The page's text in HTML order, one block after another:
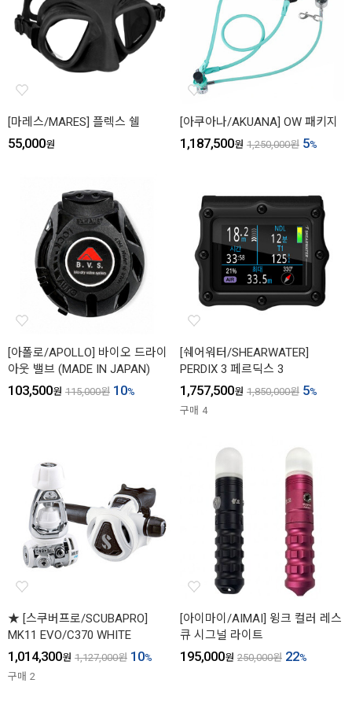
[마레스/MARES] 플렉스 쉘
55,000원
[아쿠아나/AKUANA] OW 패키지
1,187,500원 1,250,000원 5%
[아폴로/APOLLO] 바이오 드라이
아웃 밸브 (MADE IN JAPAN)
103,500원 115,000원 10%
[쉐어워터/SHEARWATER]
PERDIX 3 페르딕스 3
1,757,500원 1,850,000원 5%
구매 4
★ [스쿠버프로/SCUBAPRO]
MK11 EVO/C370 WHITE
1,014,300원 1,127,000원 10%
구매 2
[아이마이/AIMAI] 윙크 컬러 레스
큐 시그널 라이트
195,000원 250,000원 22%